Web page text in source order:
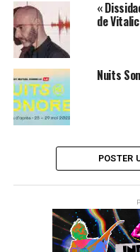
(N’attendez plus !
pour les Nuits Sonores
!)
Cette édition est dédiée
Siestes sonores et
disparu en 2010.
«
de
Nuits
POSTER